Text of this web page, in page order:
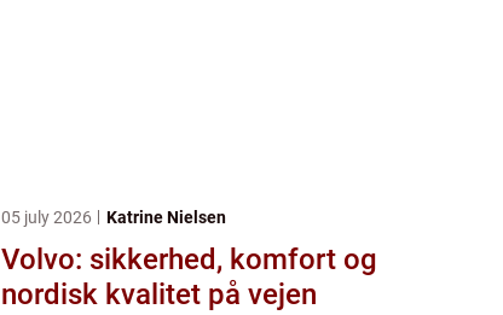
05 july 2026 Katrine Nielsen
Volvo: sikkerhed, komfort og
nordisk kvalitet på vejen